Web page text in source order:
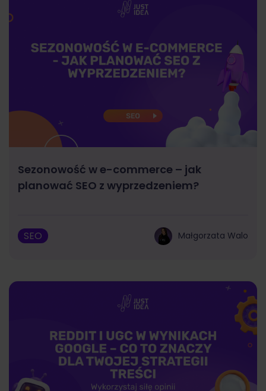
Sezonowość w e-commerce – jak
planować SEO z wyprzedzeniem?
SEO Małgorzata Walo